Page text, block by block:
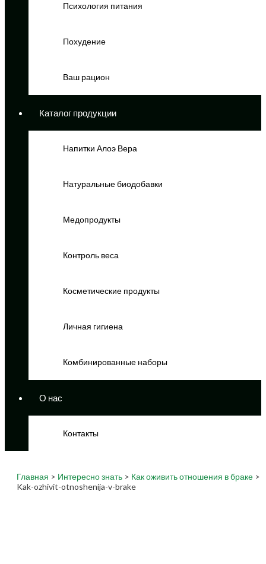
Психология питания
Похудение
Ваш рацион
Каталог продукции
Напитки Алоэ Вера
Натуральные биодобавки
Медопродукты
Контроль веса
Косметические продукты
Личная гигиена
Комбинированные наборы
О нас
Контакты
Главная > Интересно знать > Как оживить отношения в браке >
Kak-ozhivit-otnoshenija-v-brake